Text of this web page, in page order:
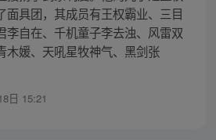
面具团，其成员有王权霸业、三目
李自在、千机童子李去浊、风雷双
木媛、天吼星牧神气、黑剑张
日 15:21